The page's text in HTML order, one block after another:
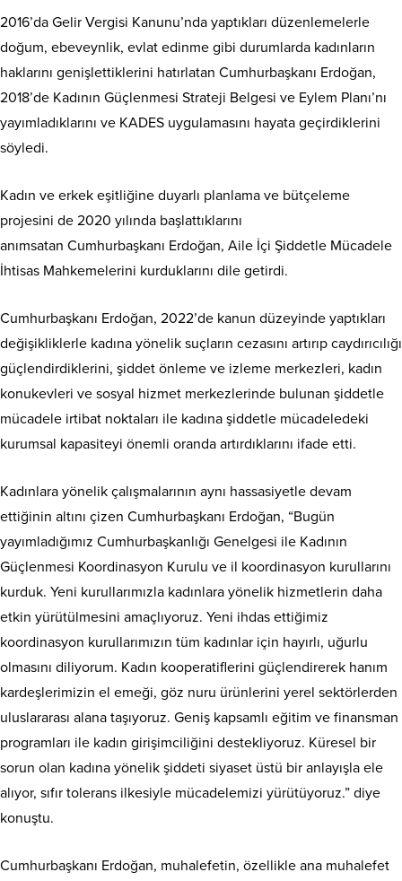
2016’da Gelir Vergisi Kanunu’nda yaptıkları düzenlemelerle
doğum, ebeveynlik, evlat edinme gibi durumlarda kadınların
haklarını genişlettiklerini hatırlatan Cumhurbaşkanı Erdoğan,
2018’de Kadının Güçlenmesi Strateji Belgesi ve Eylem Planı’nı
yayımladıklarını ve KADES uygulamasını hayata geçirdiklerini
söyledi.
Kadın ve erkek eşitliğine duyarlı planlama ve bütçeleme
projesini de 2020 yılında başlattıklarını
anımsatan Cumhurbaşkanı Erdoğan, Aile İçi Şiddetle Mücadele
İhtisas Mahkemelerini kurduklarını dile getirdi.
Cumhurbaşkanı Erdoğan, 2022’de kanun düzeyinde yaptıkları
değişikliklerle kadına yönelik suçların cezasını artırıp caydırıcılığı
güçlendirdiklerini, şiddet önleme ve izleme merkezleri, kadın
konukevleri ve sosyal hizmet merkezlerinde bulunan şiddetle
mücadele irtibat noktaları ile kadına şiddetle mücadeledeki
kurumsal kapasiteyi önemli oranda artırdıklarını ifade etti.
Kadınlara yönelik çalışmalarının aynı hassasiyetle devam
ettiğinin altını çizen Cumhurbaşkanı Erdoğan, “Bugün
yayımladığımız Cumhurbaşkanlığı Genelgesi ile Kadının
Güçlenmesi Koordinasyon Kurulu ve il koordinasyon kurullarını
kurduk. Yeni kurullarımızla kadınlara yönelik hizmetlerin daha
etkin yürütülmesini amaçlıyoruz. Yeni ihdas ettiğimiz
koordinasyon kurullarımızın tüm kadınlar için hayırlı, uğurlu
olmasını diliyorum. Kadın kooperatiflerini güçlendirerek hanım
kardeşlerimizin el emeği, göz nuru ürünlerini yerel sektörlerden
uluslararası alana taşıyoruz. Geniş kapsamlı eğitim ve finansman
programları ile kadın girişimciliğini destekliyoruz. Küresel bir
sorun olan kadına yönelik şiddeti siyaset üstü bir anlayışla ele
alıyor, sıfır tolerans ilkesiyle mücadelemizi yürütüyoruz.” diye
konuştu.
Cumhurbaşkanı Erdoğan, muhalefetin, özellikle ana muhalefet